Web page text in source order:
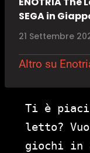
SEGA in
21 Settembre
Altro su
Ti è
letto?
giochi in